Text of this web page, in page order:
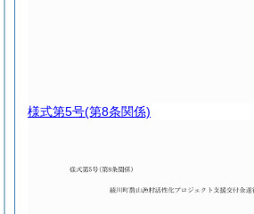
様式第5号(第8条関係)